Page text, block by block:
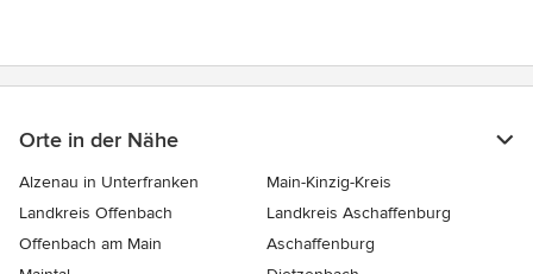
Orte in der Nähe
Alzenau in Unterfranken
Main-Kinzig-Kreis
Landkreis Offenbach
Landkreis Aschaffenburg
Offenbach am Main
Aschaffenburg